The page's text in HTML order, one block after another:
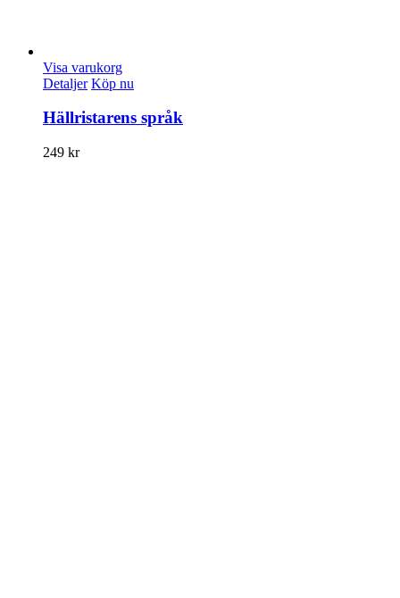
Visa varukorg
Detaljer Köp nu
Hällristarens språk
249 kr